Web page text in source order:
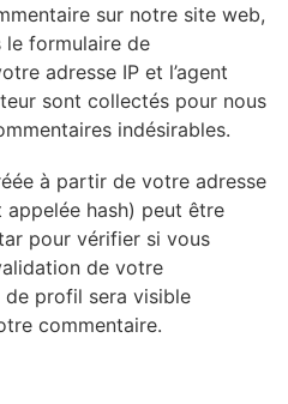
sur notre site web,
le formulaire de
adresse IP et l’agent
sont collectés pour nous
indésirables.
à partir de votre adresse
appelée hash) peut être
pour vérifier si vous
de votre
profil sera visible
commentaire.